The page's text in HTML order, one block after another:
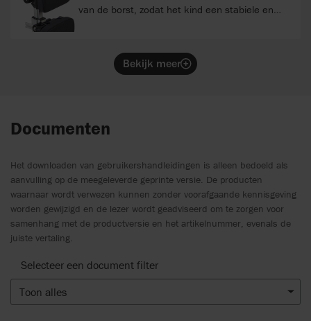
vinden die past bij de behoeften van uw kind.
van de borst, zodat het kind een stabiele en
en hoogte worden versteld. De hoogte is aan te
passen door de middenkolom uit te schuiven.
maken het eenvoudig om een
bevestigen. Met klapgespen kan ook het vest
worden bevestigd. Voor het verstellen in hoogte
is gereedschap nodig, terwijl diepteverstelling en
het monteren van accessoires zonder
gereedschap kunnen worden uitgevoerd voor
Bekijk meer
Documenten
Het downloaden van gebruikershandleidingen is alleen bedoeld als
aanvulling op de meegeleverde geprinte versie. De producten
waarnaar wordt verwezen kunnen zonder voorafgaande kennisgeving
worden gewijzigd en de lezer wordt geadviseerd om te zorgen voor
samenhang met de productversie en het artikelnummer, evenals de
juiste vertaling.
Selecteer een document filter
Toon alles